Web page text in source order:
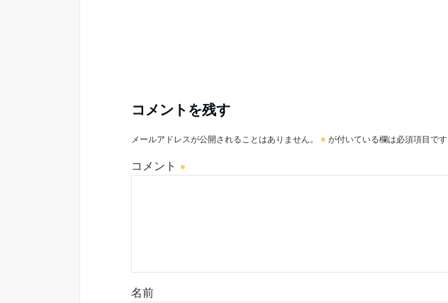
コメントを残す
メールアドレスが公開されることはありません。 ※ が付いている欄は必須項目です
コメント ※
名前